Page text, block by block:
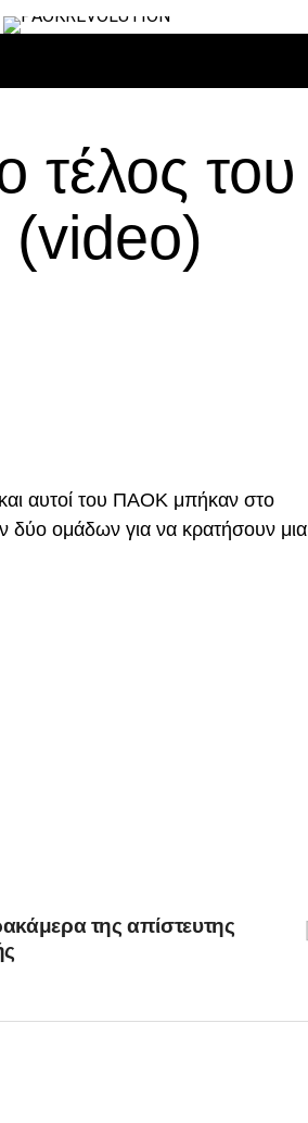
τέλος του
(video)
αυτοί του ΠΑΟΚ μπήκαν στο
δύο ομάδων για να κρατήσουν μια
της απίστευτης